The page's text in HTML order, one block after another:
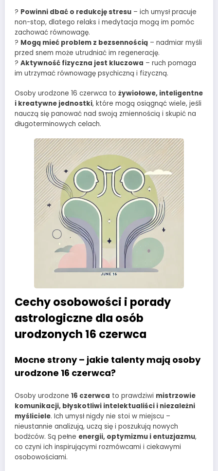
? Powinni dbać o redukcję stresu – ich umysł pracuje
non-stop, dlatego relaks i medytacja mogą im pomóc
zachować równowagę.
? Mogą mieć problem z bezsennością – nadmiar myśli
przed snem może utrudniać im regenerację.
? Aktywność fizyczna jest kluczowa – ruch pomaga
im utrzymać równowagę psychiczną i fizyczną.
Osoby urodzone 16 czerwca to żywiołowe, inteligentne
i kreatywne jednostki, które mogą osiągnąć wiele, jeśli
nauczą się panować nad swoją zmiennością i skupić na
długoterminowych celach.
Cechy osobowości i porady
astrologiczne dla osób
urodzonych 16 czerwca
Mocne strony – jakie talenty mają osoby
urodzone 16 czerwca?
Osoby urodzone 16 czerwca to prawdziwi mistrzowie
komunikacji, błyskotliwi intelektualiści i niezależni
myśliciele. Ich umysł nigdy nie stoi w miejscu –
nieustannie analizują, uczą się i poszukują nowych
bodźców. Są pełne energii, optymizmu i entuzjazmu,
co czyni ich inspirującymi rozmówcami i ciekawymi
osobowościami.